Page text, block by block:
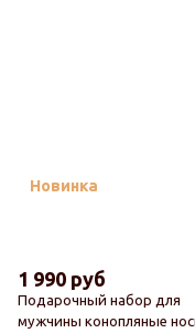
Новинка
Подарочный набор для
мужчины конопляные
1 990 руб